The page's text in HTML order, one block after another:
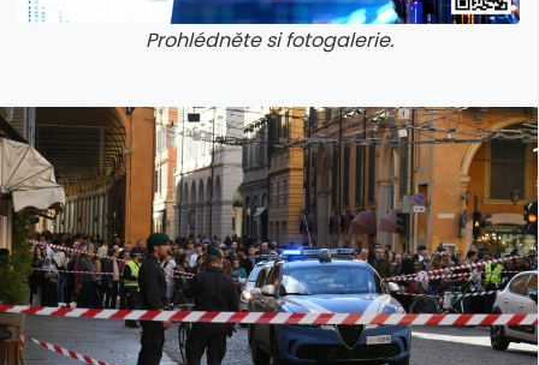
Prohlédněte si fotogalerie.